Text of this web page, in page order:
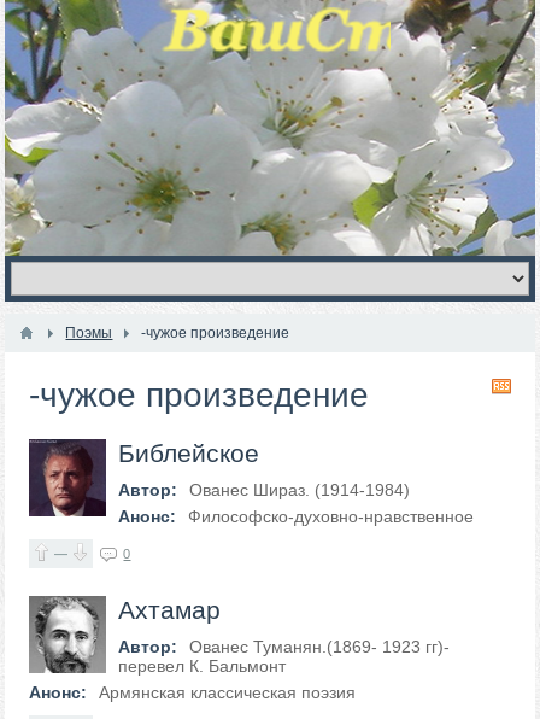
Поэмы -чужое произведение
-чужое произведение
Библейское
Автор:
Ованес Шираз. (1914-1984)
Анонс:
Философско-духовно-нравственное
— 0
Ахтамар
Автор:
Ованес Туманян.(1869- 1923 гг)-
перевел К. Бальмонт
Анонс:
Армянская классическая поэзия